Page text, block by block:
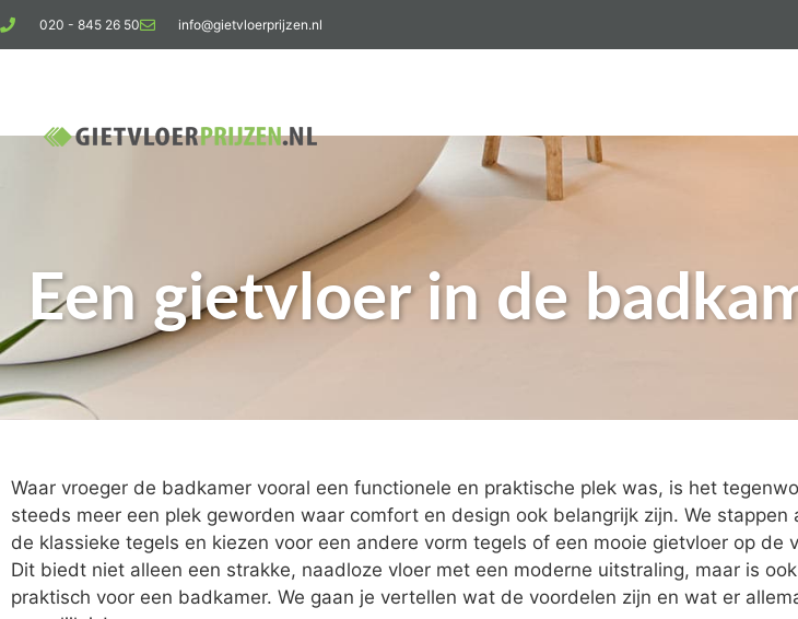
020 - 845 26 50 info@gietvloerprijzen.nl
Een gietvloer in de
Waar vroeger de badkamer vooral een functionele en praktische plek was, is het
steeds meer een plek geworden waar comfort en design ook belangrijk zijn. We stappen
de klassieke tegels en kiezen voor een andere vorm tegels of een mooie gietvloer op de
Dit biedt niet alleen een strakke, naadloze vloer met een moderne uitstraling, maar is
praktisch voor een badkamer. We gaan je vertellen wat de voordelen zijn en wat er